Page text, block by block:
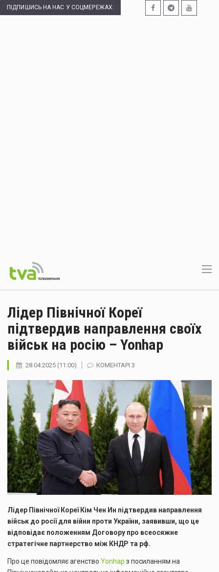
ПІДПИШИСЬ НА НАС У СОЦМЕРЕЖАХ:
Лідер Північної Кореї
підтвердив направлення своїх
військ на росію – Yonhap
28.04.2025 (11:00) КОМЕНТАРІ 3
Лідер Північної Кореї Кім Чен Ин підтвердив направлення
військ до росії для війни проти України, заявивши, що це
відповідає положенням Договору про всеосяжне
стратегічне партнерство між КНДР та рф.
Про це повідомляє агенство Yonhap з посиланням на